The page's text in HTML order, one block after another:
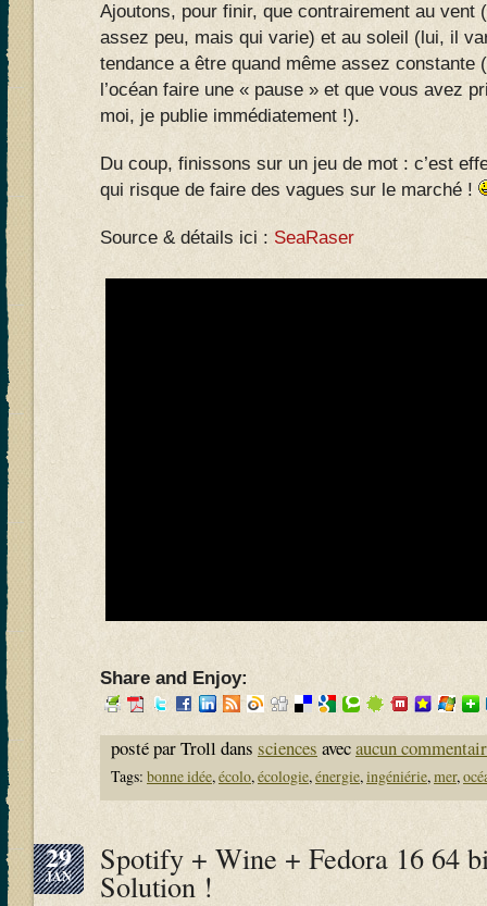
Ajoutons, pour finir, que contrairement au vent
assez peu, mais qui varie) et au soleil (lui, il
tendance a être quand même assez constante
l’océan faire une « pause » et que vous avez
moi, je publie immédiatement !).
Du coup, finissons sur un jeu de mot : c’est
qui risque de faire des vagues sur le marché !
Source & détails ici : SeaRaser
Share and Enjoy:
posté par Troll dans sciences avecaucun
Tags: bonne idée,écolo,écologie,énergie,ingéniérie,mer,
29
JAN Spotify + Wine + Fedora 16 64
Solution !